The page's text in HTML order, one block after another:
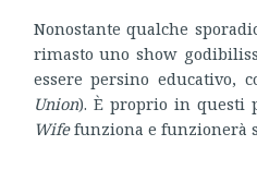
Nonostante qualche
rimasto uno show
essere persino educativo,
Union). È proprio in questi
Wifefunziona e funzionerà